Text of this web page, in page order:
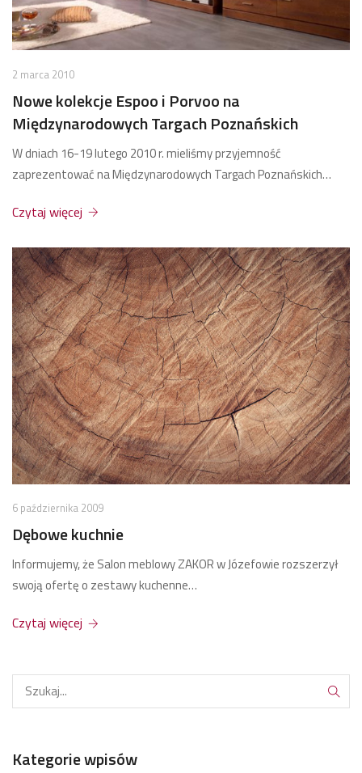
2 marca 2010
Nowe kolekcje Espoo i Porvoo na
Międzynarodowych Targach Poznańskich
W dniach 16-19 lutego 2010 r. mieliśmy przyjemność
zaprezentować na Międzynarodowych Targach Poznańskich…
Czytaj więcej
6 października 2009
Dębowe kuchnie
Informujemy, że Salon meblowy ZAKOR w Józefowie rozszerzył
swoją ofertę o zestawy kuchenne…
Czytaj więcej
Kategorie wpisów